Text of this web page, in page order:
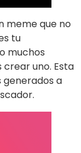
meme que no
tu
muchos
uno. Esta
generados a